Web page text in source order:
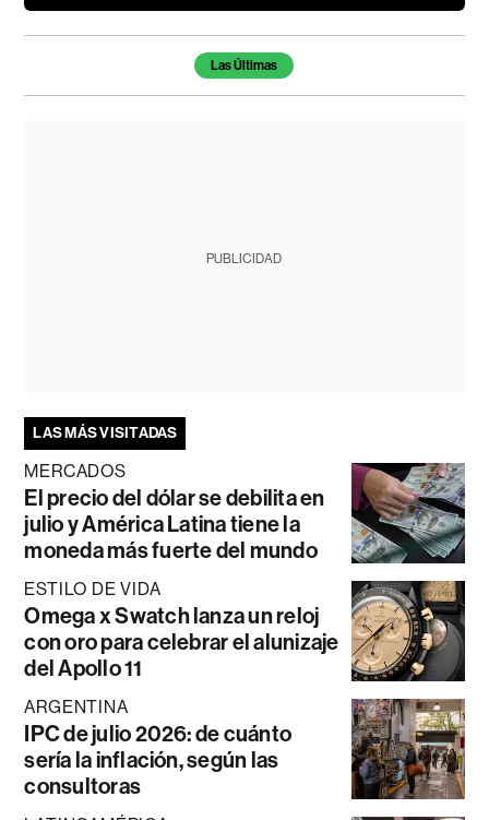
Temas de este artículoLas Últimas
PUBLICIDAD
LAS MÁS VISITADAS
MERCADOS
El precio del dólar se debilita en
julio y América Latina tiene la
moneda más fuerte del mundo
ESTILO DE VIDA
Omega x Swatch lanza un reloj
con oro para celebrar el alunizaje
del Apollo 11
ARGENTINA
IPC de julio 2026: de cuánto
sería la inflación, según las
consultoras